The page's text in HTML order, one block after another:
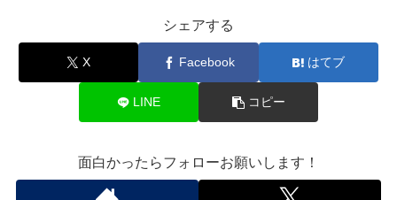
シェアする
X Facebook はてブ
LINE コピー
面白かったらフォローお願いします！